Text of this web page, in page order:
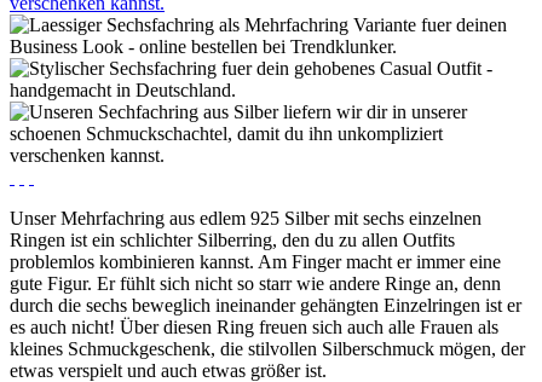
Unser Mehrfachring aus edlem 925 Silber mit sechs einzelnen
Ringen ist ein schlichter Silberring, den du zu allen Outfits
problemlos kombinieren kannst. Am Finger macht er immer eine
gute Figur. Er fühlt sich nicht so starr wie andere Ringe an, denn
durch die sechs beweglich ineinander gehängten Einzelringen ist er
es auch nicht! Über diesen Ring freuen sich auch alle Frauen als
kleines Schmuckgeschenk, die stilvollen Silberschmuck mögen, der
etwas verspielt und auch etwas größer ist.